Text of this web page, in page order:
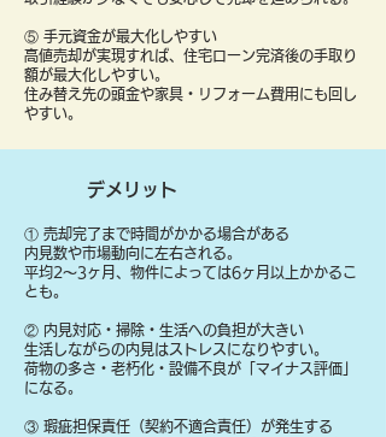
⑤ 手元資金が最大化しやすい
高値売却が実現すれば、住宅ローン完済後の手取り
額が最大化しやすい。
住み替え先の頭金や家具・リフォーム費用にも回し
やすい。
デメリット
① 売却完了まで時間がかかる場合がある
内見数や市場動向に左右される。
平均2〜3ヶ月、物件によっては6ヶ月以上かかるこ
とも。
② 内見対応・掃除・生活への負担が大きい
生活しながらの内見はストレスになりやすい。
荷物の多さ・老朽化・設備不良が「マイナス評価」
になる。
③ 瑕疵担保責任（契約不適合責任）が発生する